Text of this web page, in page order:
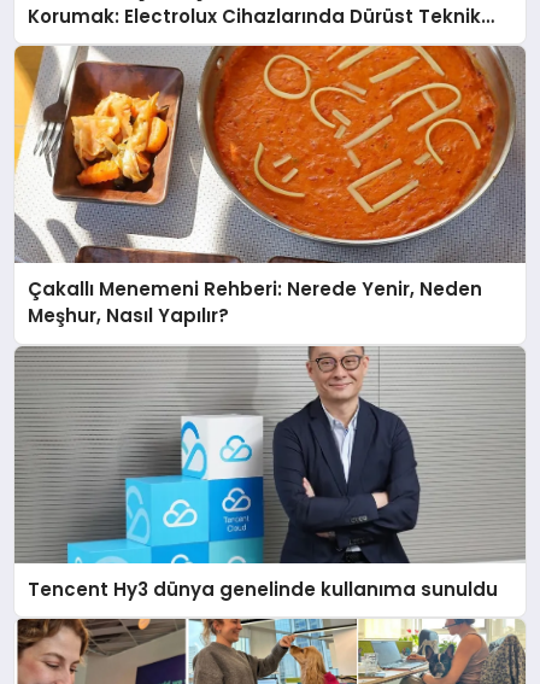
Korumak: Electrolux Cihazlarında Dürüst Teknik
Destek Deneyimi
Çakallı Menemeni Rehberi: Nerede Yenir, Neden
Meşhur, Nasıl Yapılır?
Tencent Hy3 dünya genelinde kullanıma sunuldu